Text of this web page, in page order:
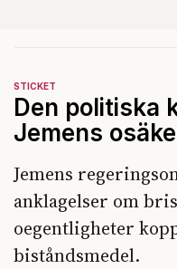
STICKET
Den politiska
Jemens
Jemens
anklagelser om
oegentligheter
biståndsmedel.